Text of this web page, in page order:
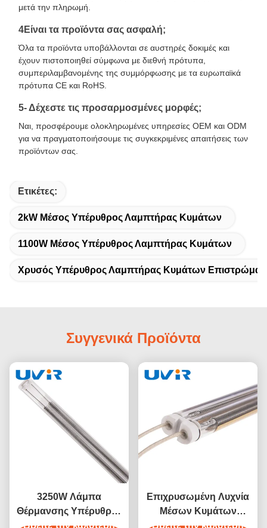
μετά την πληρωμή.
4Είναι τα προϊόντα σας ασφαλή;
Όλα τα προϊόντα υποβάλλονται σε αυστηρές δοκιμές και
έχουν πιστοποιηθεί σύμφωνα με διεθνή πρότυπα,
συμπεριλαμβανομένης της συμμόρφωσης με τα ευρωπαϊκά
πρότυπα CE και RoHS.
5- Δέχεστε τις προσαρμοσμένες μορφές;
Ναι, προσφέρουμε ολοκληρωμένες υπηρεσίες OEM και ODM
για να πραγματοποιήσουμε τις συγκεκριμένες απαιτήσεις των
προϊόντων σας.
Ετικέτες:
2kW Μέσος Υπέρυθρος Λαμπτήρας Κυμάτων
1100W Μέσος Υπέρυθρος Λαμπτήρας Κυμάτων
Χρυσός Υπέρυθρος Λαμπτήρας Κυμάτων
Συγγενικά Προϊόντα
3250W Λάμπα
Θέρμανσης Υπέρυθρης
Μέσης Κυματομορφής
Βρείτε την καλύτερη
Επιχρυσωμένη Λυχνία
Μέσων Κυμάτων
Υπέρυθρης
Βρείτε την καλύτερη